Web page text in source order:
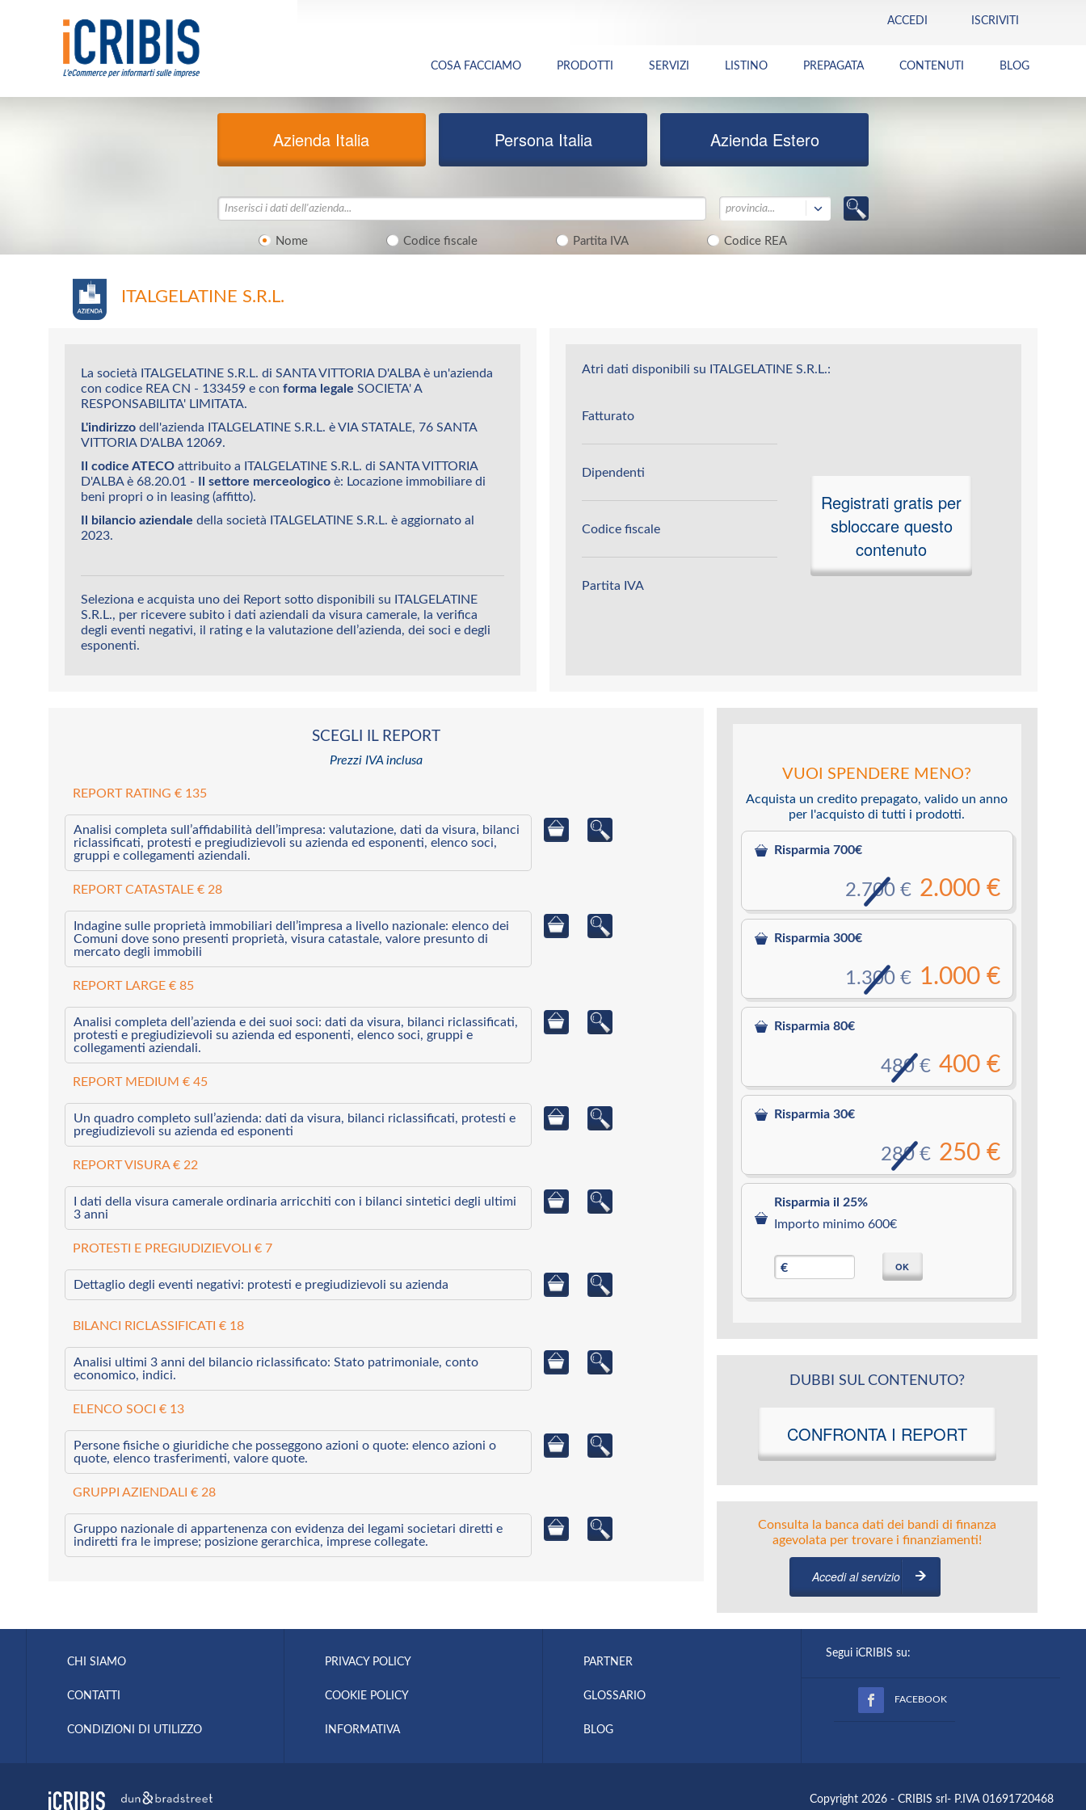
ACCEDI ISCRIVITI
COSA FACCIAMO PRODOTTI SERVIZI LISTINO PREPAGATA CONTENUTI BLOG
Azienda Italia Persona Italia Azienda Estero
Nome Codice fiscale Partita IVA Codice REA
provincia...
ITALGELATINE S.R.L.
La società ITALGELATINE S.R.L. di SANTA VITTORIA D'ALBA è un'azienda
con codice REA CN - 133459 e con forma legale SOCIETA' A
RESPONSABILITA' LIMITATA.
L'indirizzo dell'azienda ITALGELATINE S.R.L. è VIA STATALE, 76 SANTA
VITTORIA D'ALBA 12069.
Il codice ATECO attribuito a ITALGELATINE S.R.L. di SANTA VITTORIA
D'ALBA è 68.20.01 -
Il settore merceologico è: Locazione immobiliare di
beni propri o in leasing (affitto).
Il bilancio aziendale della società ITALGELATINE S.R.L. è aggiornato al
2023.
Seleziona e acquista uno dei Report sotto disponibili su ITALGELATINE
S.R.L., per ricevere subito i dati aziendali da visura camerale, la verifica
degli eventi negativi, il rating e la valutazione dell’azienda, dei soci e degli
esponenti.
Atri dati disponibili su ITALGELATINE S.R.L.:
Fatturato
Dipendenti
Codice fiscale
Partita IVA
Registrati gratis per
sbloccare questo
contenuto
SCEGLI IL REPORT
Prezzi IVA inclusa
REPORT RATING € 135
Analisi completa sull’affidabilità dell’impresa: valutazione, dati da visura, bilanci
riclassificati, protesti e pregiudizievoli su azienda ed esponenti, elenco soci,
gruppi e collegamenti aziendali.
REPORT CATASTALE € 28
Indagine sulle proprietà immobiliari dell’impresa a livello nazionale: elenco dei
Comuni dove sono presenti proprietà, visura catastale, valore presunto di
mercato degli immobili
REPORT LARGE € 85
Analisi completa dell’azienda e dei suoi soci: dati da visura, bilanci riclassificati,
protesti e pregiudizievoli su azienda ed esponenti, elenco soci, gruppi e
collegamenti aziendali.
REPORT MEDIUM € 45
Un quadro completo sull’azienda: dati da visura, bilanci riclassificati, protesti e
pregiudizievoli su azienda ed esponenti
REPORT VISURA € 22
I dati della visura camerale ordinaria arricchiti con i bilanci sintetici degli ultimi
3 anni
PROTESTI E PREGIUDIZIEVOLI € 7
Dettaglio degli eventi negativi: protesti e pregiudizievoli su azienda
BILANCI RICLASSIFICATI € 18
Analisi ultimi 3 anni del bilancio riclassificato: Stato patrimoniale, conto
economico, indici.
ELENCO SOCI € 13
Persone fisiche o giuridiche che posseggono azioni o quote: elenco azioni o
quote, elenco trasferimenti, valore quote.
GRUPPI AZIENDALI € 28
Gruppo nazionale di appartenenza con evidenza dei legami societari diretti e
indiretti fra le imprese; posizione gerarchica, imprese collegate.
VUOI SPENDERE MENO?
Acquista un credito prepagato, valido un anno
per l'acquisto di tutti i prodotti.
Risparmia 700€
2.000 €
2.700 €
Risparmia 300€
1.000 €
1.300 €
Risparmia 80€
400 €
480 €
Risparmia 30€
250 €
280 €
Risparmia il 25%
Importo minimo 600€
€ OK
DUBBI SUL CONTENUTO?
CONFRONTA I REPORT
Consulta la banca dati dei bandi di finanza
agevolata per trovare i finanziamenti!
Accedi al servizio
CHI SIAMO
CONTATTI
CONDIZIONI DI UTILIZZO
PRIVACY POLICY
COOKIE POLICY
INFORMATIVA
PARTNER
GLOSSARIO
BLOG
Segui iCRIBIS su:
FACEBOOK
Copyright 2026 - CRIBIS srl- P.IVA 01691720468